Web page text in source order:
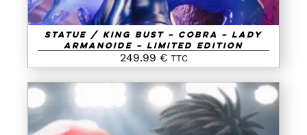
Statue / King Bust – Cobra – Lady
Armanoide – Limited Edition
249.99 € TTC